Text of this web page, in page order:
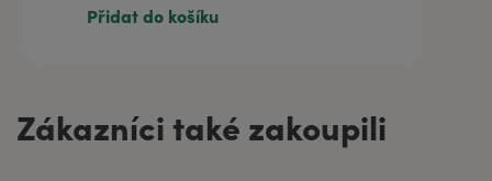
Přidat do košíku
Zákazníci také zakoupili